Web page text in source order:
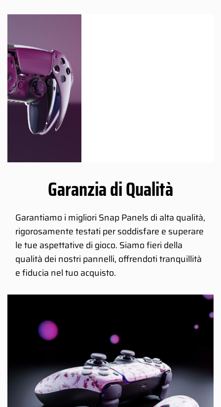
Garanzia di Qualità
Garantiamo i migliori Snap Panels di alta qualità,
rigorosamente testati per soddisfare e superare
le tue aspettative di gioco. Siamo fieri della
qualità dei nostri pannelli, offrendoti tranquillità
e fiducia nel tuo acquisto.